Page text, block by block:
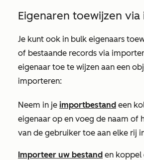
Eigenaren toewijzen
Je kunt ook in bulk eigenaars
of bestaande records via
eigenaar toe te wijzen aan een
importeren:
Neem in je importbestand een
eigenaar op en voeg de naam of
van de gebruiker toe aan elke rij
Importeer uw bestand en koppel